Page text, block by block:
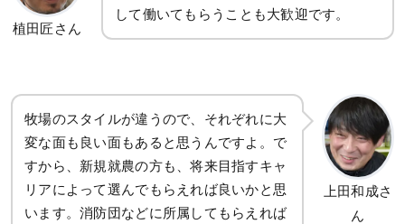
植田匠さん
して働いてもらうことも大歓迎です。
牧場のスタイルが違うので、それぞれに大
変な面も良い面もあると思うんですよ。で
すから、新規就農の方も、将来目指すキャ
リアによって選んでもらえれば良いかと思
います。消防団などに所属してもらえれば
上田和成さ
ん